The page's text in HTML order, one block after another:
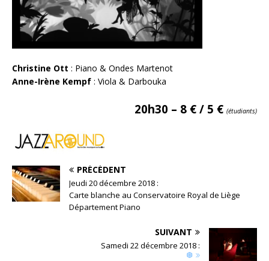
Christine Ott : Piano & Ondes Martenot
Anne-Irène Kempf : Viola & Darbouka
20h30 – 8 € / 5 € (étudiants)
PRÉCÉDENT
Jeudi 20 décembre 2018 :
Carte blanche au Conservatoire Royal de Liège
Département Piano
SUIVANT
Samedi 22 décembre 2018 :
❆